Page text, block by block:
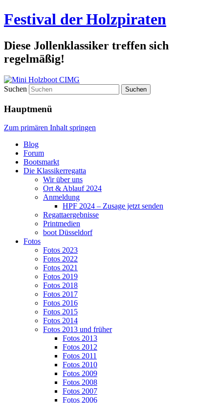
Festival der Holzpiraten
Diese Jollenklassiker treffen sich
regelmäßig!
Suchen
Hauptmenü
Zum primären Inhalt springen
Blog
Forum
Bootsmarkt
Die Klassikerregatta
Wir über uns
Ort & Ablauf 2024
Anmeldung
HPF 2024 – Zusage jetzt senden
Regattaergebnisse
Printmedien
boot Düsseldorf
Fotos
Fotos 2023
Fotos 2022
Fotos 2021
Fotos 2019
Fotos 2018
Fotos 2017
Fotos 2016
Fotos 2015
Fotos 2014
Fotos 2013 und früher
Fotos 2013
Fotos 2012
Fotos 2011
Fotos 2010
Fotos 2009
Fotos 2008
Fotos 2007
Fotos 2006